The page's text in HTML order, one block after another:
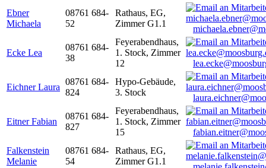
Ebner
Michaela
08761 684-
52
Rathaus, EG,
Zimmer G1.1
Ecke Lea
08761 684-
38
Feyerabendhaus,
1. Stock, Zimmer
12
Eichner Laura
08761 684-
824
Hypo-Gebäude,
3. Stock
Eitner Fabian
08761 684-
827
Feyerabendhaus,
1. Stock, Zimmer
15
Falkenstein
Melanie
08761 684-
54
Rathaus, EG,
Zimmer G1.1